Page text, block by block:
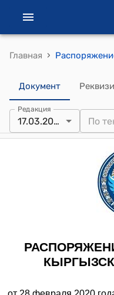
Главная ›
Документ
Редакция
17.03.2020